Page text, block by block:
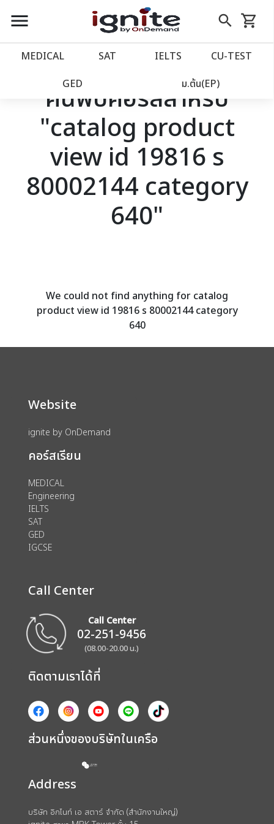
close
account_balance หน้าแรก
เว็บไซต์อิกไนท์
โปรโมชั่น
วางแผนการเรียน
account_circle เข้าสู่ระบบ
menu search
Skip
to
shopping_cart
รถเข็น
MEDICAL SAT IELTS CU‑TEST
GED ม.ต้น(EP)
ค้นพบคอร์สสำหรับ
"catalog product
view id 19816 s
80002144 category
640"
We could not find anything for catalog
product view id 19816 s 80002144 category
640
Website
ignite by OnDemand
คอร์สเรียน
MEDICAL
Engineering
IELTS
SAT
GED
IGCSE
Call Center
Call Center
02-251-9456
(08.00-20.00 น.)
ติดตามเราได้ที่
ส่วนหนึ่งของบริษัทในเครือ
Address
บริษัท อิกไนท์ เอ สตาร์ จำกัด (สำนักงานใหญ่)